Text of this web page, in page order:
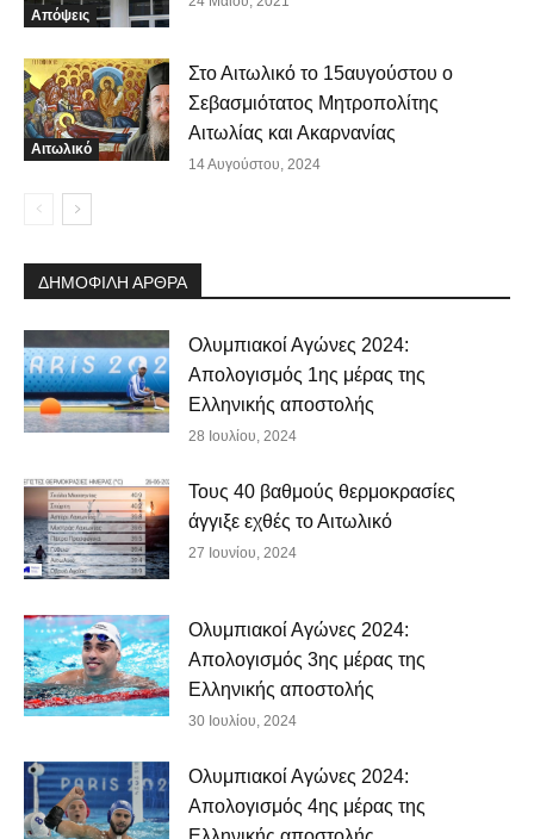
Απόψεις
Αιτωλικό
Στο Αιτωλικό το 15αυγούστου ο
Σεβασμιότατος Μητροπολίτης
Αιτωλίας και Ακαρνανίας
14 Αυγούστου, 2024
ΔΗΜΟΦΙΛΗ ΑΡΘΡΑ
Ολυμπιακοί Αγώνες 2024:
Απολογισμός 1ης μέρας της
Ελληνικής αποστολής
28 Ιουλίου, 2024
Τους 40 βαθμούς θερμοκρασίες
άγγιξε εχθές το Αιτωλικό
27 Ιουνίου, 2024
Ολυμπιακοί Αγώνες 2024:
Απολογισμός 3ης μέρας της
Ελληνικής αποστολής
30 Ιουλίου, 2024
Ολυμπιακοί Αγώνες 2024:
Απολογισμός 4ης μέρας της